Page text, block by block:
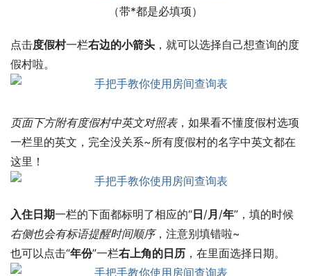
（带*都是必填项）
点击度假村一栏右边的小箭头 ，就可以选择自己想查询的度
假村啦。
页面下方附有度假村中英文对照表，如果看不懂度假村选项
一栏里的英文，完全没关系~所有度假村的名字中英文都在
这里！
入住日期一栏的下面都标明了相应的“日/月 /年”，填的时候
右侧也会有标语提醒时间顺序，注意别填错啦~
也可以点击“年份”一栏右上角的日历 ，在里面选择日期。